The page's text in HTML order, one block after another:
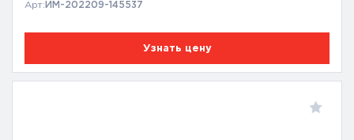
Арт: ИМ-202209-145537
Узнать цену